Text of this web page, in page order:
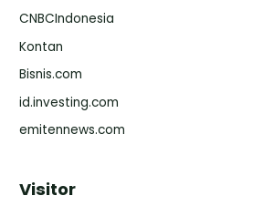
CNBCIndonesia
Kontan
Bisnis.com
id.investing.com
emitennews.com
Visitor